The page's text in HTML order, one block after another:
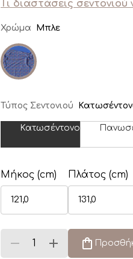
Τι διαστάσεις
Χρώμα Μπλε
Τύπος Σεντονιού
Κατωσέντονο
Μήκος (cm) Πλάτος (cm)